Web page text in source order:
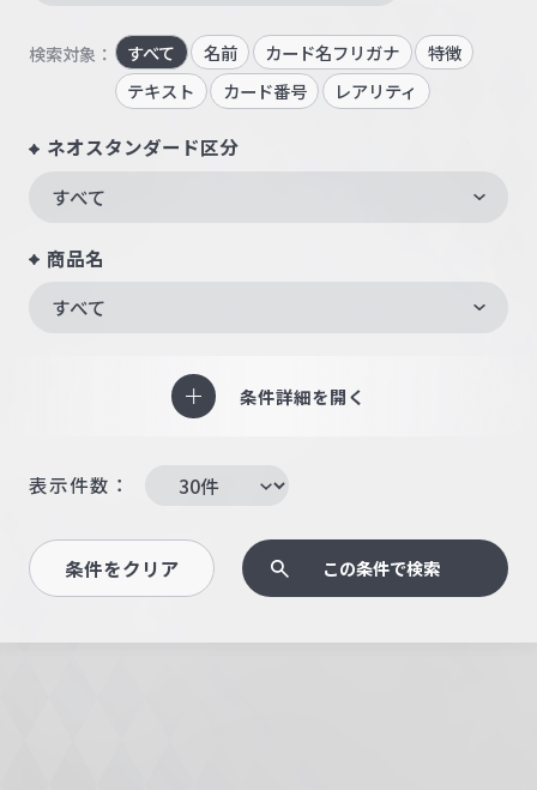
検索対象： すべて 名前 カード名フリガナ
特徴
テキスト
カード番号 レアリティ
ネオスタンダード区分
すべて
商品名
すべて
条件詳細を開く
表示件数：
条件をクリア この条件で検索